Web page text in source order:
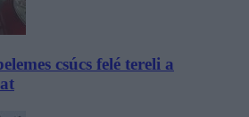
csúcs felé tereli a